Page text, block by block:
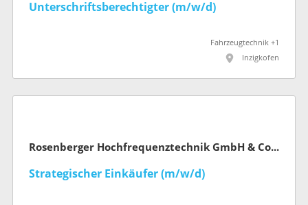
Unterschriftsberechtigter (m/w/d)
Fahrzeugtechnik +1
Inzigkofen
Rosenberger Hochfrequenztechnik GmbH & Co. KG
Strategischer Einkäufer (m/w/d)